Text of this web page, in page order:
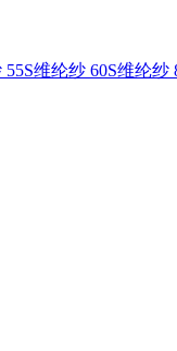
55S维纶纱 60S维纶纱